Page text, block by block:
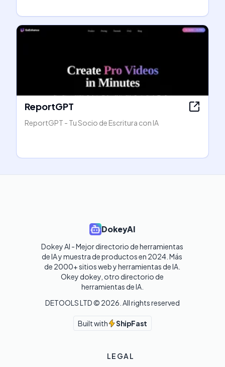
ReportGPT
ReportGPT - Tu Socio de Escritura con IA
DokeyAI
Dokey AI - Mejor directorio de herramientas
de IA y muestra de productos en 2024. Más
de 2000+ sitios web y herramientas de IA.
Okey dokey, otro directorio de
herramientas de IA.
DETOOLS LTD © 2026 . All rights reserved
Built with ShipFast
LEGAL